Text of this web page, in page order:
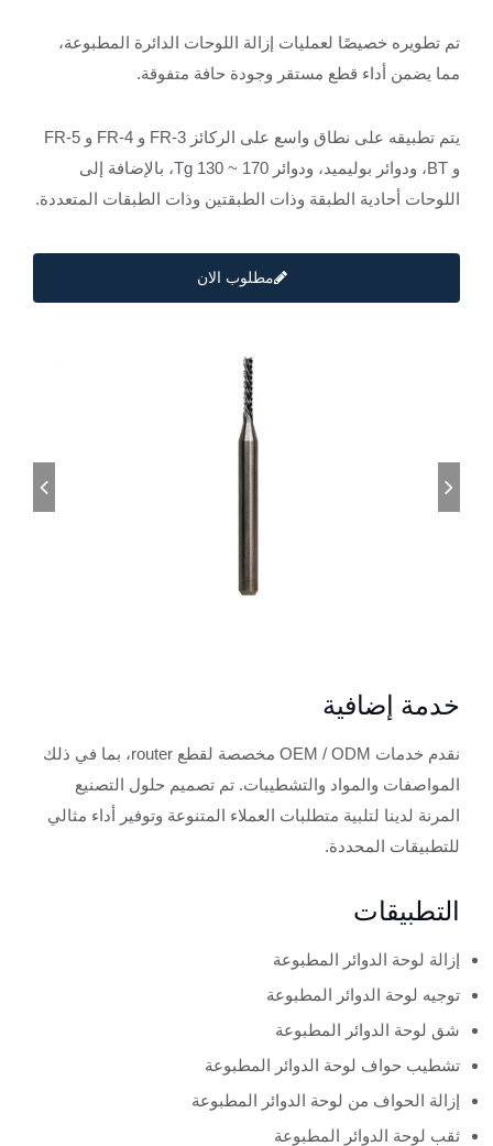
تم تطويره خصيصًا لعمليات إزالة اللوحات الدائرة المطبوعة،
مما يضمن أداء قطع مستقر وجودة حافة متفوقة.
يتم تطبيقه على نطاق واسع على الركائز FR-3 و FR-4 و FR-5
و BT، ودوائر بوليميد، ودوائر Tg 130 ~ 170، بالإضافة إلى
اللوحات أحادية الطبقة وذات الطبقتين وذات الطبقات المتعددة.
مطلوب الان
خدمة إضافية
نقدم خدمات OEM / ODM مخصصة لقطع router، بما في ذلك
المواصفات والمواد والتشطيبات. تم تصميم حلول التصنيع
المرنة لدينا لتلبية متطلبات العملاء المتنوعة وتوفير أداء مثالي
للتطبيقات المحددة.
التطبيقات
إزالة لوحة الدوائر المطبوعة
توجيه لوحة الدوائر المطبوعة
شق لوحة الدوائر المطبوعة
تشطيب حواف لوحة الدوائر المطبوعة
إزالة الحواف من لوحة الدوائر المطبوعة
ثقب لوحة الدوائر المطبوعة